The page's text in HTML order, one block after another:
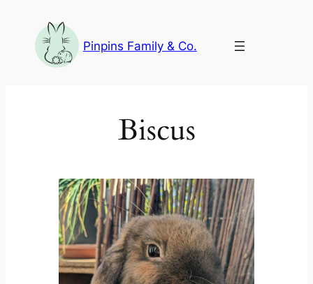
contenu
Pinpins Family & Co.
Biscus